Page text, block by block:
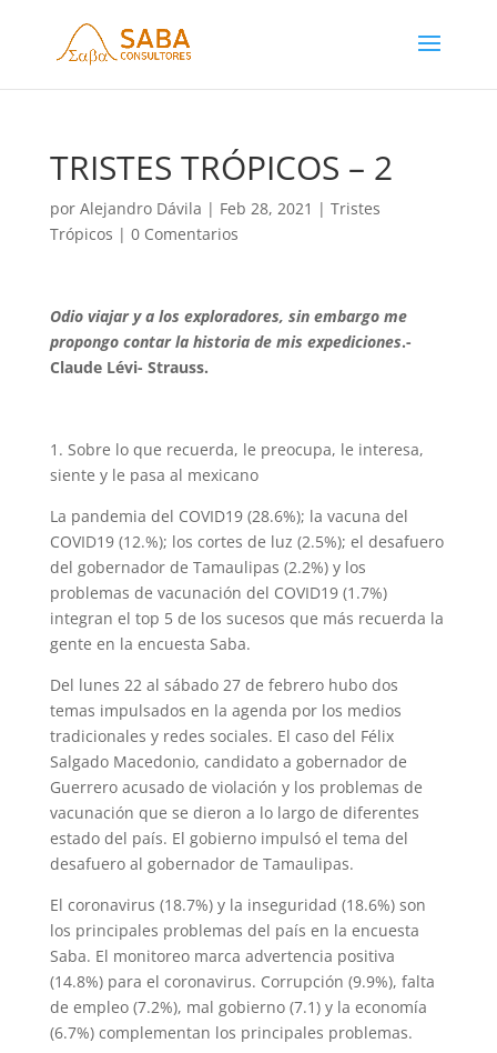
TRISTES TRÓPICOS – 2
por Alejandro Dávila | Feb 28, 2021 | Tristes
Trópicos | 0 Comentarios
Odio viajar y a los exploradores, sin embargo me
propongo contar la historia de mis expediciones.-
Claude Lévi- Strauss.
1. Sobre lo que recuerda, le preocupa, le interesa,
siente y le pasa al mexicano
La pandemia del COVID19 (28.6%); la vacuna del
COVID19 (12.%); los cortes de luz (2.5%); el desafuero
del gobernador de Tamaulipas (2.2%) y los
problemas de vacunación del COVID19 (1.7%)
integran el top 5 de los sucesos que más recuerda la
gente en la encuesta Saba.
Del lunes 22 al sábado 27 de febrero hubo dos
temas impulsados en la agenda por los medios
tradicionales y redes sociales. El caso del Félix
Salgado Macedonio, candidato a gobernador de
Guerrero acusado de violación y los problemas de
vacunación que se dieron a lo largo de diferentes
estado del país. El gobierno impulsó el tema del
desafuero al gobernador de Tamaulipas.
El coronavirus (18.7%) y la inseguridad (18.6%) son
los principales problemas del país en la encuesta
Saba. El monitoreo marca advertencia positiva
(14.8%) para el coronavirus. Corrupción (9.9%), falta
de empleo (7.2%), mal gobierno (7.1) y la economía
(6.7%) complementan los principales problemas.